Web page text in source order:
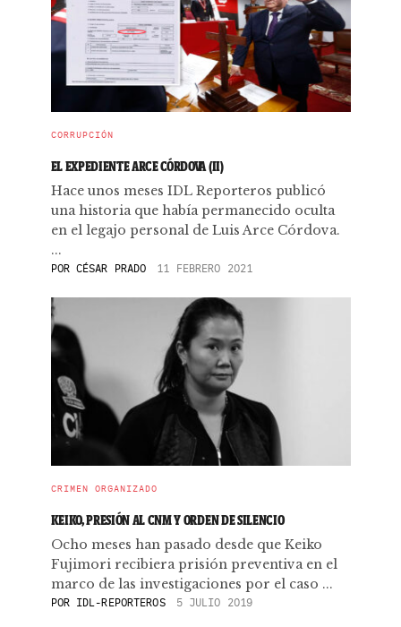
CORRUPCIÓN
EL EXPEDIENTE ARCE CÓRDOVA (II)
Hace unos meses IDL Reporteros publicó
una historia que había permanecido oculta
en el legajo personal de Luis Arce Córdova.
...
PORCÉSAR PRADO 11 FEBRERO 2021
CRIMEN ORGANIZADO
KEIKO, PRESIÓN AL CNM Y ORDEN DE SILENCIO
Ocho meses han pasado desde que Keiko
Fujimori recibiera prisión preventiva en el
marco de las investigaciones por el caso ...
POR IDL-REPORTEROS 5 JULIO 2019